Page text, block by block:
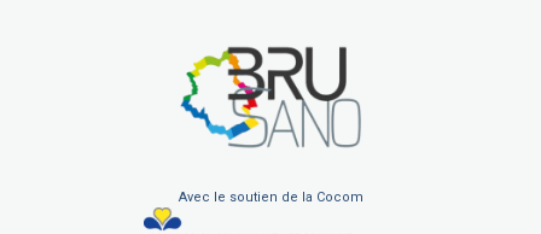
Avec le soutien de la Cocom